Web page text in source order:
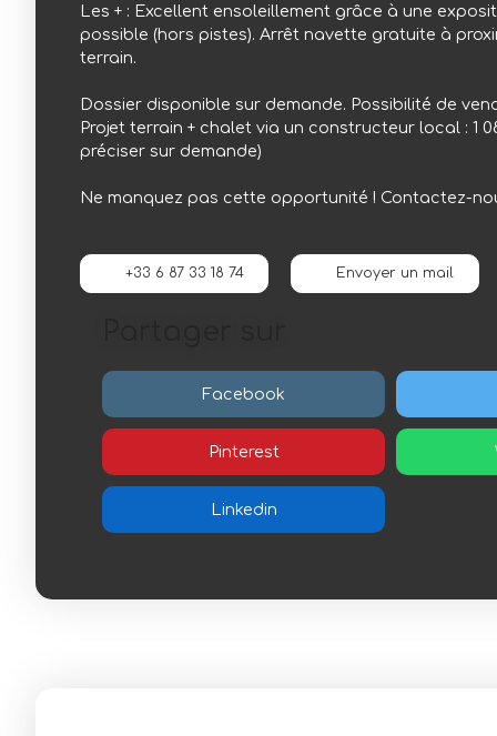
Les + : Excellent ensoleillement grâce à une
possible (hors pistes). Arrêt navette gratuite à
terrain.
Dossier disponible sur demande. Possibilité de
Projet terrain + chalet via un constructeur local : 1
préciser sur demande)
Ne manquez pas cette opportunité ! Contactez-
+33 6 87 33 18 74 Envoyer un mail
Facebook
Pinterest
Linkedin